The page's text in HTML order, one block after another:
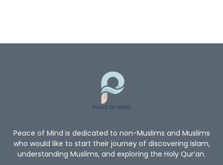
Peace of Mind is dedicated to non-Muslims and Muslims
who would like to start their journey of discovering Islam,
understanding Muslims, and exploring the Holy Qur’an.